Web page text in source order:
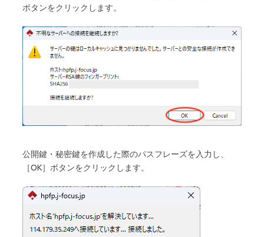
ボタンをクリックします。
公開鍵・秘密鍵を作成した際のパスフレーズを入力し、
［OK］ボタンをクリックします。